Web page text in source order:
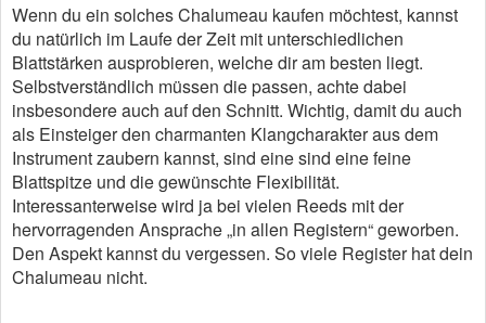
Wenn du ein solches Chalumeau kaufen möchtest, kannst
du natürlich im Laufe der Zeit mit unterschiedlichen
Blattstärken ausprobieren, welche dir am besten liegt.
Selbstverständlich müssen die passen, achte dabei
insbesondere auch auf den Schnitt. Wichtig, damit du auch
als Einsteiger den charmanten Klangcharakter aus dem
Instrument zaubern kannst, sind eine sind eine feine
Blattspitze und die gewünschte Flexibilität.
Interessanterweise wird ja bei vielen Reeds mit der
hervorragenden Ansprache „in allen Registern“ geworben.
Den Aspekt kannst du vergessen. So viele Register hat dein
Chalumeau nicht.